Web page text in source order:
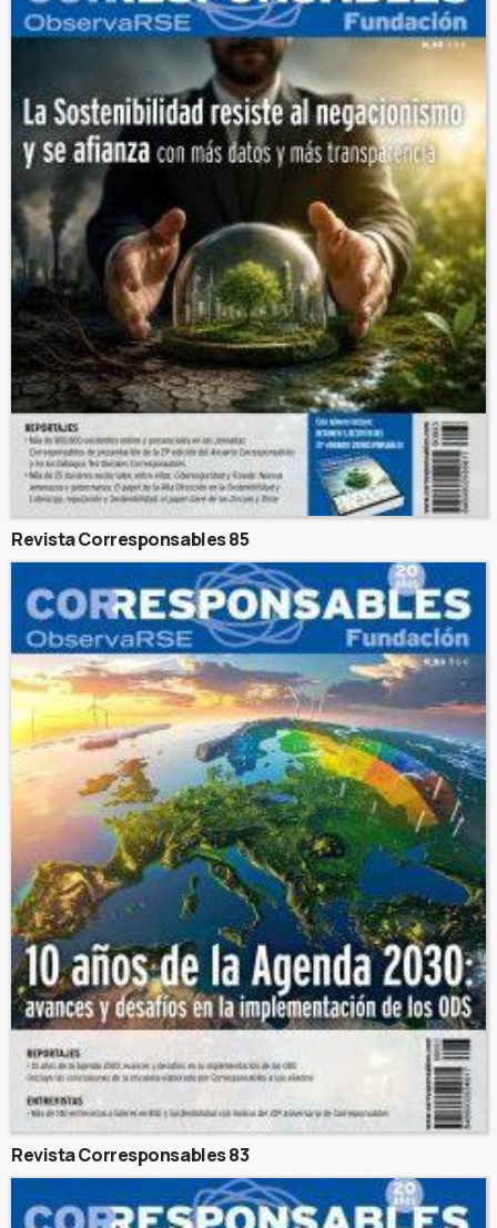
Revista Corresponsables 85
Revista Corresponsables 83